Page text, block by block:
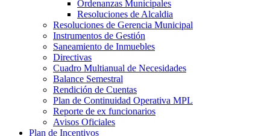
Ordenanzas Municipales
Resoluciones de Alcaldia
Resoluciones de Gerencia Municipal
Instrumentos de Gestión
Saneamiento de Inmuebles
Directivas
Cuadro Multianual de Necesidades
Balance Semestral
Rendición de Cuentas
Plan de Continuidad Operativa MPL
Reporte de ex funcionarios
Avisos Oficiales
Plan de Incentivos